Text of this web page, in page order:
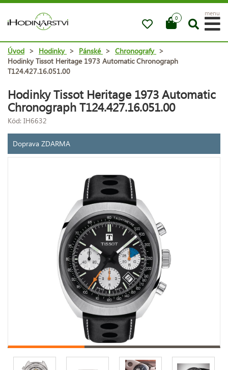
0
menu
Úvod > Hodinky > Pánské > Chronografy >
Hodinky Tissot Heritage 1973 Automatic Chronograph
T124.427.16.051.00
Hodinky Tissot Heritage 1973 Automatic
Chronograph T124.427.16.051.00
Kód: IH6632
Doprava ZDARMA